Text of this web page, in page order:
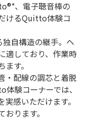
、電子聴音棒の
けるQuitto体験コ
自構造の継手。ヘ
適しており、作業時
す。
・配線の調芯と着脱
験コーナーでは、
感いただけます。
ります。